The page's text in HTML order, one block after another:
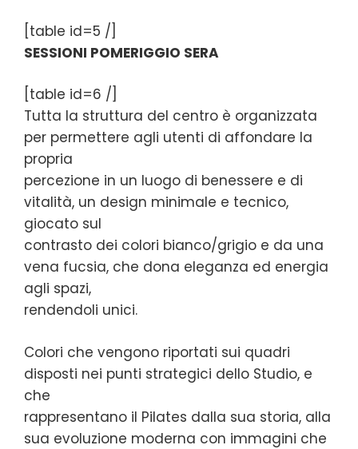
[table id=5 /]
SESSIONI POMERIGGIO SERA
[table id=6 /]
Tutta la struttura del centro è organizzata
per permettere agli utenti di affondare la
propria
percezione in un luogo di benessere e di
vitalità, un design minimale e tecnico,
giocato sul
contrasto dei colori bianco/grigio e da una
vena fucsia, che dona eleganza ed energia
agli spazi,
rendendoli unici.
Colori che vengono riportati sui quadri
disposti nei punti strategici dello Studio, e
che
rappresentano il Pilates dalla sua storia, alla
sua evoluzione moderna con immagini che